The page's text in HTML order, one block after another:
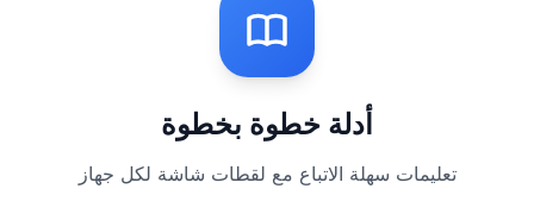
أدلة خطوة بخطوة
تعليمات سهلة الاتباع مع لقطات شاشة لكل جهاز